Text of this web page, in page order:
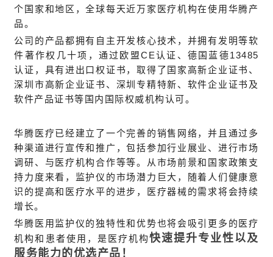
个国家和地区，全球每天近万家医疗机构在使用华腾产
品。
公司的产品都拥有自主开发核心技术，并拥有发明等软
件著作权几十项，通过欧盟CE认证、德国蓝德13485
认证，具有进出口权证书，取得了国家高新企业证书、
深圳市高新企业证书、深圳专精特新、软件企业证书及
软件产品证书等国内国际权威机构认可。
华腾医疗已经建立了一个完善的销售网络，并且通过多
种渠道进行宣传和推广，包括参加行业展业、进行市场
调研、与医疗机构合作等等。从市场前景和国家政策支
持力度来看，监护仪的市场潜力巨大，随着人们健康意
识的提高和医疗水平的进步，医疗器械的需求将会持续
增长。
华腾医用监护仪的独特性和优势也将会吸引更多的医疗
机构和患者使用，是医疗机构快速提升专业性以及
服务能力的优选产品！